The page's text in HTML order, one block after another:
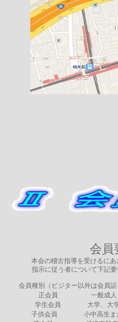
会員
本会の稽古指導を受けるに
指示に従う者について下記要
会員種別（ビジター以外は会員証
正会員 一般成人また
学生会員 大学、大学院
子供会員 小中高生